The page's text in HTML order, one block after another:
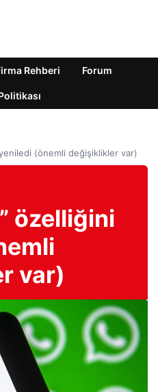
Rehberi Forum
(önemli değişiklikler var)
özelliğini
var)